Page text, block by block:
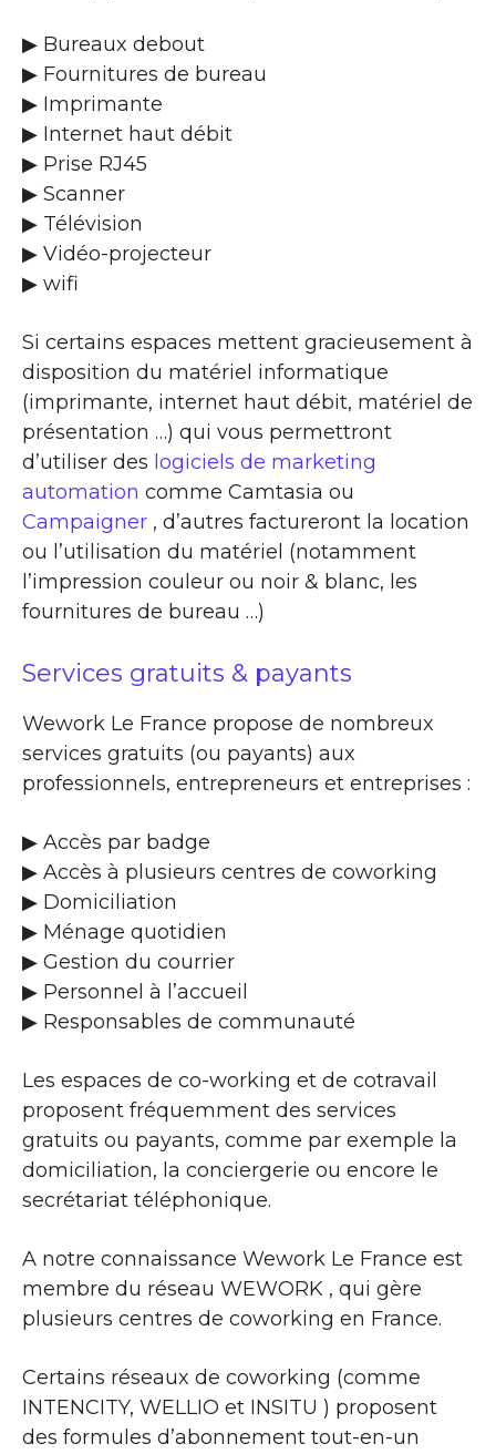
▶ Bureaux debout
▶ Fournitures de bureau
▶ Imprimante
▶ Internet haut débit
▶ Prise RJ45
▶ Scanner
▶ Télévision
▶ Vidéo-projecteur
▶ wifi
Si certains espaces mettent gracieusement à
disposition du matériel informatique
(imprimante, internet haut débit, matériel de
présentation …) qui vous permettront
d’utiliser des logiciels de marketing
automation comme Camtasia ou
Campaigner , d’autres factureront la location
ou l’utilisation du matériel (notamment
l’impression couleur ou noir & blanc, les
fournitures de bureau …)
Services gratuits & payants
Wework Le France propose de nombreux
services gratuits (ou payants) aux
professionnels, entrepreneurs et entreprises :
▶​ Accès par badge
▶​ Accès à plusieurs centres de coworking
▶​ Domiciliation
▶​ Ménage quotidien
▶​ Gestion du courrier
▶​ Personnel à l’accueil
▶​ Responsables de communauté
Les espaces de co-working et de cotravail
proposent fréquemment des services
gratuits ou payants, comme par exemple la
domiciliation, la conciergerie ou encore le
secrétariat téléphonique.
A notre connaissance Wework Le France est
membre du réseau WEWORK , qui gère
plusieurs centres de coworking en France.
Certains réseaux de coworking (comme
INTENCITY, WELLIO et INSITU ) proposent
des formules d’abonnement tout-en-un